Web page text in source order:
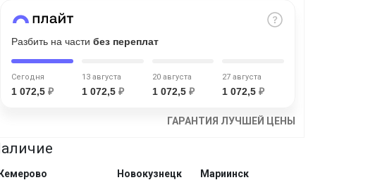
Разбить на части без переплат
Сегодня
1 072,5 ₽
13 августа
1 072,5 ₽
20 августа
1 072,5 ₽
27 августа
1 072,5₽
ГАРАНТИЯ ЛУЧШЕЙ ЦЕНЫ
Кемерово
Новокузнецк
Мариинск